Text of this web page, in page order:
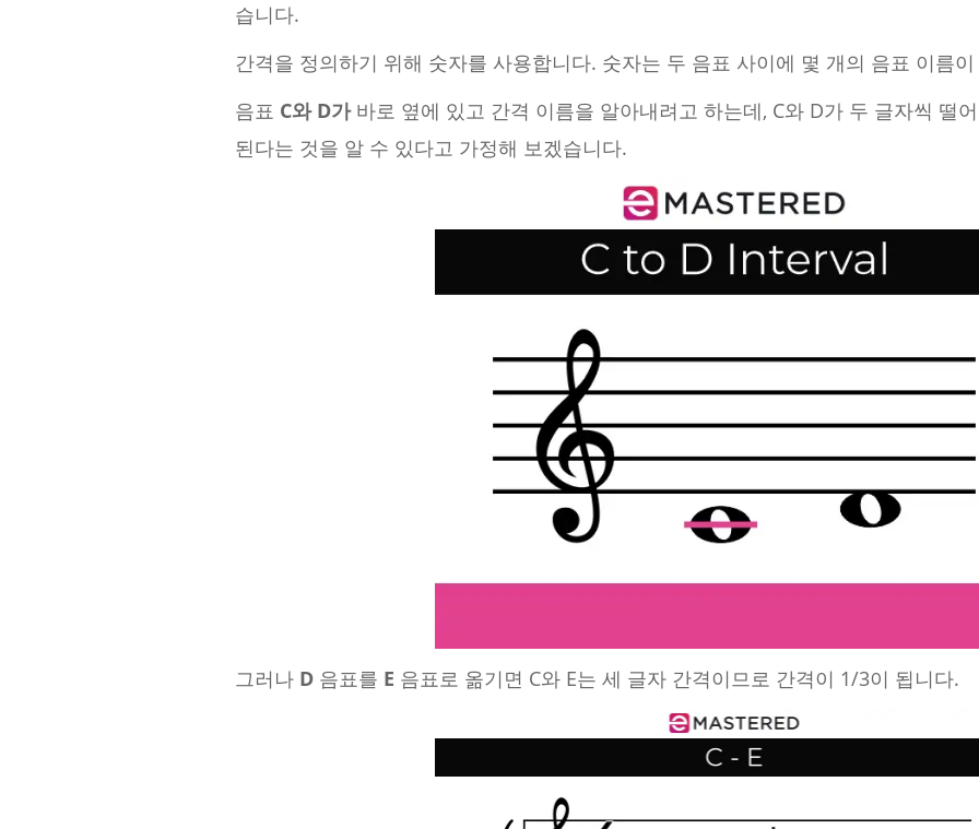
습니다.
간격을 정의하기 위해 숫자를 사용합니다. 숫자는 두 음표 사이에 몇 개의 음표 이름
음표 C와 D가바로 옆에 있고 간격 이름을 알아내려고 하는데, C와 D가 두 글자씩 떨
된다는 것을 알 수 있다고 가정해 보겠습니다.
그러나 D 음표를 E 음표로 옮기면 C와 E는 세 글자 간격이므로 간격이 1/3이 됩니다.